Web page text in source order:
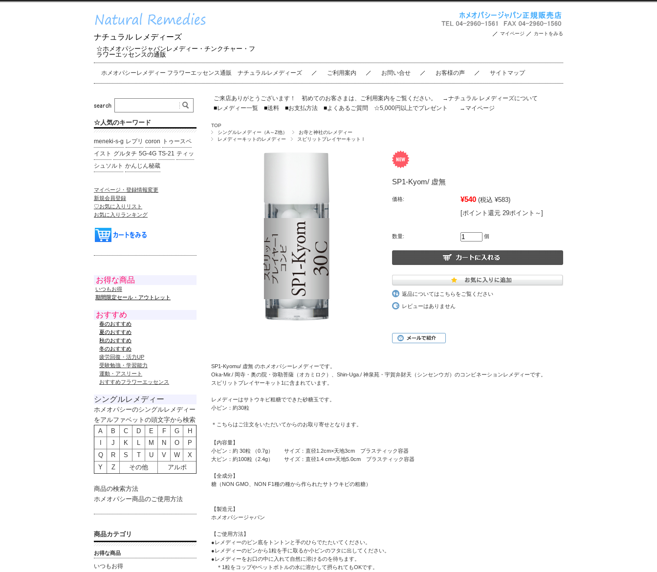
ナチュラル レメディーズ
☆ホメオパシージャパンレメディー・チンクチャー・フ
ラワーエッセンスの通販
マイページ カートをみる
ホメオパシーレメディー フラワーエッセンス通販 ナチュラルレメディーズ ご利用案内 お問い合せ お客様の声 サイトマップ
ご来店ありがとうございます！ 初めてのお客さまは、 ご利用案内をご覧ください。
→ナチュラル レメディーズについて
■レメディー一覧 ■送料 ■お支払方法 ■よくあるご質問 ☆5,000円以上でプレゼント →マイページ
TOP
シングルレメディー（A～Z他）
お寺と神社のレメディー
レメディーキットのレメディー
スピリットプレイヤーキットⅠ
SP1-Kyom/ 虚無
価格: ¥540 (税込 ¥583)
[ポイント還元 29ポイント～]
数量: 個
返品についてはこちらをご覧ください
レビューはありません
SP1-Kyomu/ 虚無 のホメオパシーレメディーです。
Oka-Mir./ 岡寺・奥の院・弥勒菩薩（オカミロク）、Shin-Uga./ 神泉苑・宇賀弁財天（シンセンウガ）のコンビネーションレメディーです。
スピリットプレイヤーキット1 に含まれています。
レメディーはサトウキビ粗糖でできた砂糖玉です。
小ビン：約30粒
＊こちらはご注文をいただいてからのお取り寄せとなります。
【内容量】
小ビン：約 30粒 （0.7g） サイズ：直径1.2cm×天地3cm プラスティック容器
大ビン：約100粒（2.4g） サイズ：直径1.4 cm×天地5.0cm プラスティック容器
【全成分】
糖（NON GMO、NON F1種の種から作られたサトウキビの粗糖）
【製造元】
ホメオパシージャパン
【ご使用方法】
●レメディーのビン底をトントンと手のひらでたたいてください。
●レメディーのビンから1粒を手に取るか小ビンのフタに出してください。
●レメディーをお口の中に入れて自然に溶けるのを待ちます。
＊1粒をコップやペットボトルの水に溶かして摂られてもOKです。
☆人気のキーワード
meneki-s-g レプリ coron
トゥースペ
イスト グルタチ 5G-4G TS-21 ティッ
シュソルト かんじん秘蔵
マイページ・登録情報変更
新規会員登録
♡お気に入りリスト
お気に入りランキング
お得な商品
いつもお得
期間限定セール・アウトレット
おすすめ
春のおすすめ
夏のおすすめ
秋のおすすめ
冬のおすすめ
疲労回復・活力UP
受験勉強・学習能力
運動・アスリート
おすすめフラワーエッセンス
シングルレメディー
ホメオパシーのシングルレメディー
をアルファベットの頭文字から検索
A
B C D E F G
H
J K L M N O
P
Q
R S T U V W
X
Y
Z その他 アルポ
商品の検索方法
ホメオパシー商品のご使用方法
商品カテゴリ
お得な商品
いつもお得